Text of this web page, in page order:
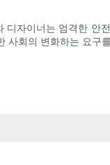
디자이너는 엄격한
사회의 변화하는 요구